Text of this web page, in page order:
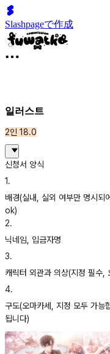
Slashpageで作成
일러스트
2인 18.0
신청서 양식
1.
배경(실내, 실외 여부만 명시되
ok)
2.
닉네임, 입금자명
3.
캐릭터 외관과 의상(지정 필수,
4.
구도(오마카세, 지정 모두 가능
됩니다)